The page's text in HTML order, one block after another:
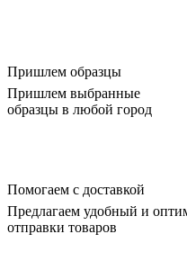
Пришлем образцы
Пришлем выбранные
образцы в любой город
Помогаем с доставкой
Предлагаем удобный и
отправки товаров